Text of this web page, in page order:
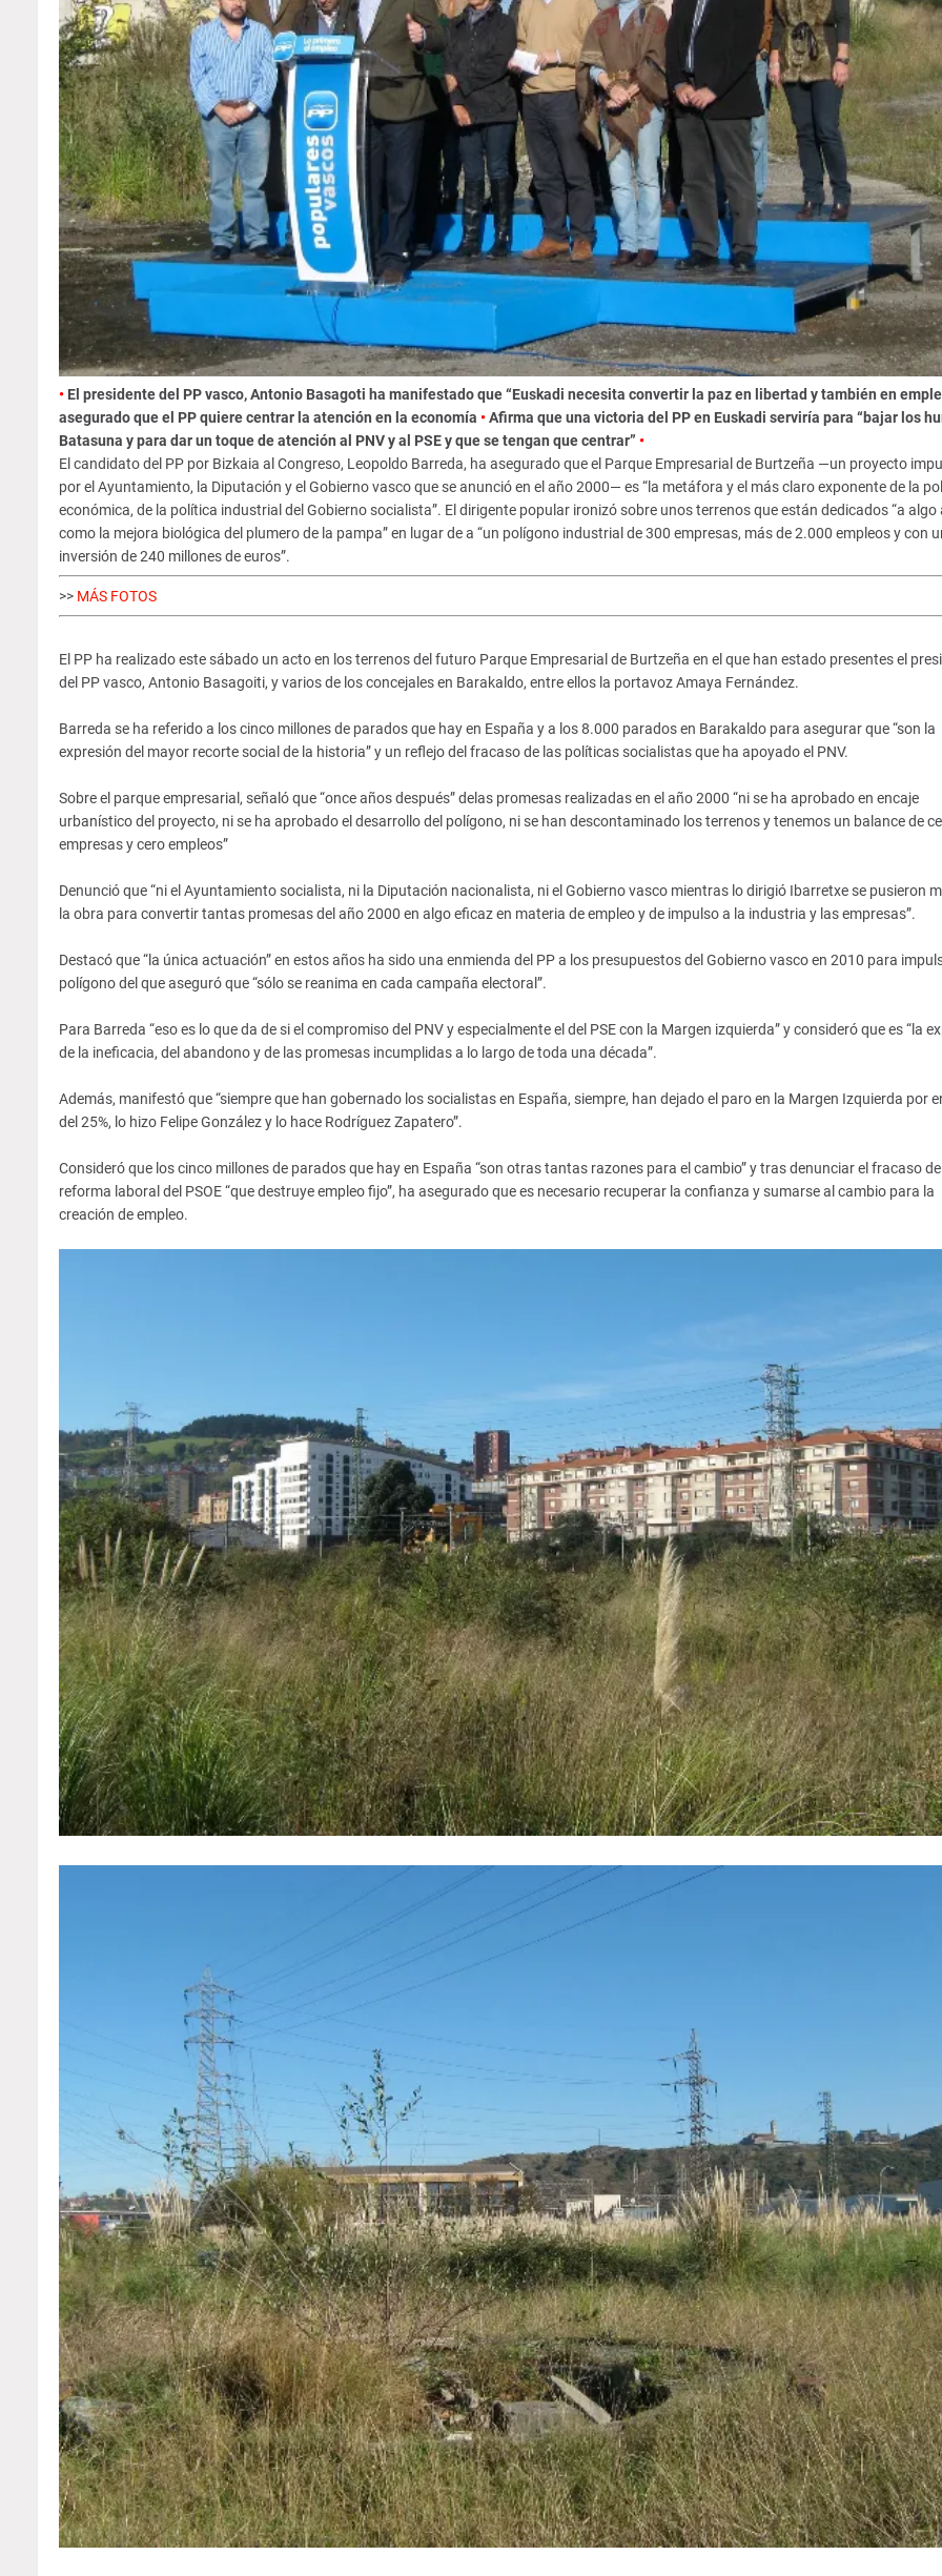
• El presidente del PP vasco, Antonio Basagoti ha manifestado que “Euskadi necesita convertir la paz en libertad y también en
asegurado que el PP quiere centrar la atención en la economía •Afirma que una victoria del PP en Euskadi serviría para “bajar los
Batasuna y para dar un toque de atención al PNV y al PSE y que se tengan que centrar” •
El candidato del PP por Bizkaia al Congreso, Leopoldo Barreda, ha asegurado que el Parque Empresarial de Burtzeña —un proyecto
por el Ayuntamiento, la Diputación y el Gobierno vasco que se anunció en el año 2000— es “la metáfora y el más claro exponente de la
económica, de la política industrial del Gobierno socialista”. El dirigente popular ironizó sobre unos terrenos que están dedicados “a algo
como la mejora biológica del plumero de la pampa” en lugar de a “un polígono industrial de 300 empresas, más de 2.000 empleos y con
inversión de 240 millones de euros”.
>> MÁS FOTOS
El PP ha realizado este sábado un acto en los terrenos del futuro Parque Empresarial de Burtzeña en el que han estado presentes el
del PP vasco, Antonio Basagoiti, y varios de los concejales en Barakaldo, entre ellos la portavoz Amaya Fernández.
Barreda se ha referido a los cinco millones de parados que hay en España y a los 8.000 parados en Barakaldo para asegurar que “son la
expresión del mayor recorte social de la historia” y un reflejo del fracaso de las políticas socialistas que ha apoyado el PNV.
Sobre el parque empresarial, señaló que “once años después” delas promesas realizadas en el año 2000 “ni se ha aprobado en encaje
urbanístico del proyecto, ni se ha aprobado el desarrollo del polígono, ni se han descontaminado los terrenos y tenemos un balance de
empresas y cero empleos”
Denunció que “ni el Ayuntamiento socialista, ni la Diputación nacionalista, ni el Gobierno vasco mientras lo dirigió Ibarretxe se pusieron
la obra para convertir tantas promesas del año 2000 en algo eficaz en materia de empleo y de impulso a la industria y las empresas”.
Destacó que “la única actuación” en estos años ha sido una enmienda del PP a los presupuestos del Gobierno vasco en 2010 para
polígono del que aseguró que “sólo se reanima en cada campaña electoral”.
Para Barreda “eso es lo que da de si el compromiso del PNV y especialmente el del PSE con la Margen izquierda” y consideró que es “la
de la ineficacia, del abandono y de las promesas incumplidas a lo largo de toda una década”.
Además, manifestó que “siempre que han gobernado los socialistas en España, siempre, han dejado el paro en la Margen Izquierda por
del 25%, lo hizo Felipe González y lo hace Rodríguez Zapatero”.
Consideró que los cinco millones de parados que hay en España “son otras tantas razones para el cambio” y tras denunciar el fracaso
reforma laboral del PSOE “que destruye empleo fijo”, ha asegurado que es necesario recuperar la confianza y sumarse al cambio para la
creación de empleo.